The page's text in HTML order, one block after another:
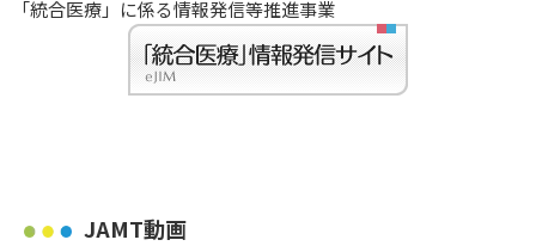
「統合医療」に係る情報発信等推進事業
JAMT動画